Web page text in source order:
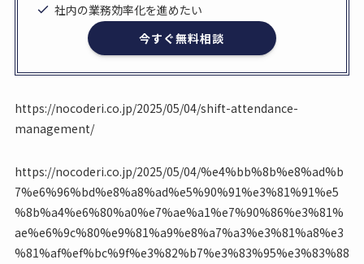
社内の業務効率化を進めたい
今すぐ無料相談
https://nocoderi.co.jp/2025/05/04/shift-attendance-
management/
https://nocoderi.co.jp/2025/05/04/%e4%bb%8b%e8%ad%b
7%e6%96%bd%e8%a8%ad%e5%90%91%e3%81%91%e5
%8b%a4%e6%80%a0%e7%ae%a1%e7%90%86%e3%81%
ae%e6%9c%80%e9%81%a9%e8%a7%a3%e3%81%a8%e3
%81%af%ef%bc%9f%e3%82%b7%e3%83%95%e3%83%88